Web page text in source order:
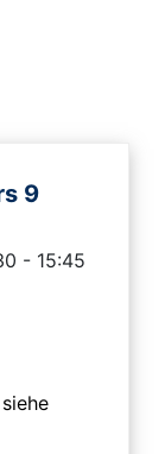
9
- 15:45